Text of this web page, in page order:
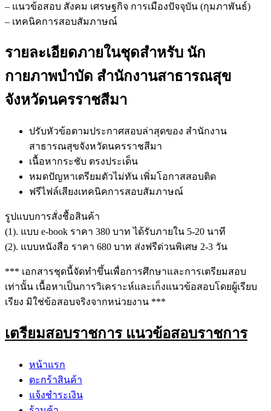
– แนวข้อสอบ สังคม เศรษฐกิจ การเมืองปัจจุบัน (กุมภาพันธ์)
– เทคนิคการสอบสัมภาษณ์
รายละเอียดภายในชุดสำหรับ นัก
กายภาพบำบัด สำนักงานสาธารณสุข
จังหวัดนครราชสีมา
ปรับหัวข้อตามประกาศสอบล่าสุดของ สำนักงาน
สาธารณสุขจังหวัดนครราชสีมา
เนื้อหากระชับ ตรงประเด็น
หมดปัญหาเตรียมตัวไม่ทัน เพิ่มโอกาสสอบติด
ฟรีไฟล์เสียงเทคนิคการสอบสัมภาษณ์
รูปแบบการสั่งชื้อสินค้า
(1). แบบ e-book ราคา 380 บาท ได้รับภายใน 5-20 นาที
(2). แบบหนังสือ ราคา 680 บาท ส่งฟรีด่วนพิเศษ 2-3 วัน
*** เอกสารชุดนี้จัดทำขึ้นเพื่อการศึกษาและการเตรียมสอบ
เท่านั้น เนื้อหาเป็นการวิเคราะห์และเก็งแนวข้อสอบโดยผู้เรียบ
เรียง มิใช่ข้อสอบจริงจากหน่วยงาน ***
เตรียมสอบราชการ แนวข้อสอบราชการ
หน้าแรก
ตะกร้าสินค้า
แจ้งชำระเงิน